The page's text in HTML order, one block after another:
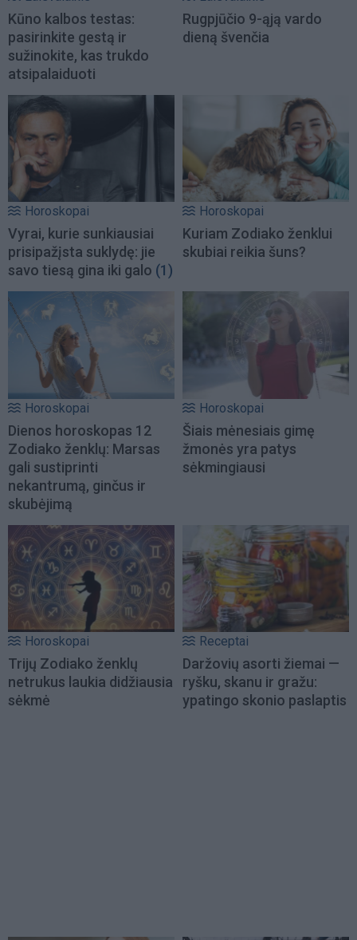
Kūno kalbos testas:
pasirinkite gestą ir
sužinokite, kas trukdo
atsipalaiduoti
Rugpjūčio 9-ąją vardo
dieną švenčia
Horoskopai
Vyrai, kurie sunkiausiai
prisipažįsta suklydę: jie
savo tiesą gina iki galo (1)
Horoskopai
Kuriam Zodiako ženklui
skubiai reikia šuns?
Horoskopai
Dienos horoskopas 12
Zodiako ženklų: Marsas
gali sustiprinti
nekantrumą, ginčus ir
skubėjimą
Horoskopai
Šiais mėnesiais gimę
žmonės yra patys
sėkmingiausi
Horoskopai
Trijų Zodiako ženklų
netrukus laukia didžiausia
sėkmė
Receptai
Daržovių asorti žiemai —
ryšku, skanu ir gražu:
ypatingo skonio paslaptis